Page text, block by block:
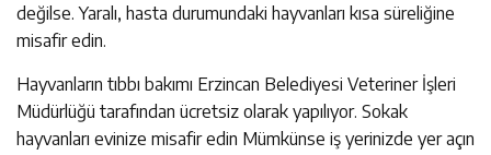
değilse. Yaralı, hasta durumundaki hayvanları kısa süreliğine
misafir edin.
Hayvanların tıbbı bakımı Erzincan Belediyesi Veteriner İşleri
Müdürlüğü tarafından ücretsiz olarak yapılıyor. Sokak
hayvanları evinize misafir edin Mümkünse iş yerinizde yer açın